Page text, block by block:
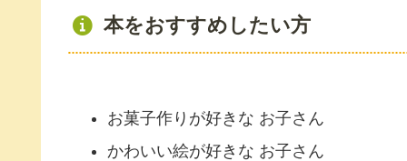
本をおすすめしたい方
お菓子作りが好きな お子さん
かわいい絵が好きな お子さん